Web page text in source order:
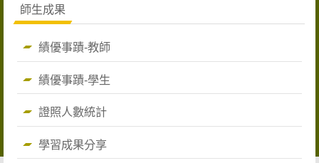
師生成果
績優事蹟-教師
績優事蹟-學生
證照人數統計
學習成果分享